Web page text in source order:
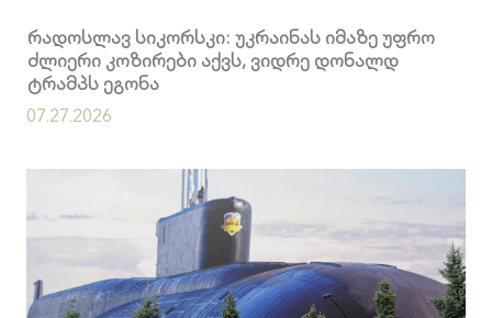
რადოსლავ სიკორსკი: უკრაინას იმაზე უფრო
ძლიერი კოზირები აქვს, ვიდრე დონალდ
ტრამპს ეგონა
07.27.2026